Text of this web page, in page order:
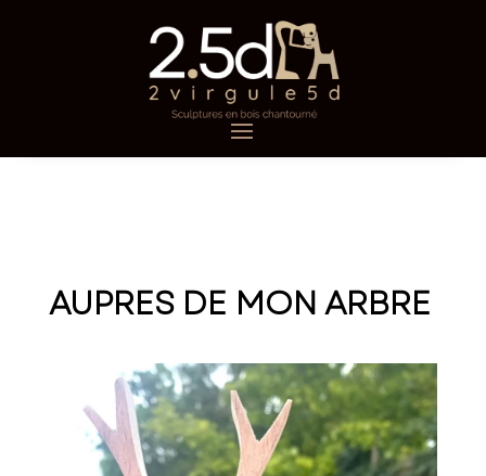
AUPRES DE MON ARBRE